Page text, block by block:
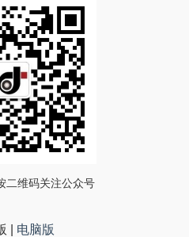
二维码关注公众号
电脑版